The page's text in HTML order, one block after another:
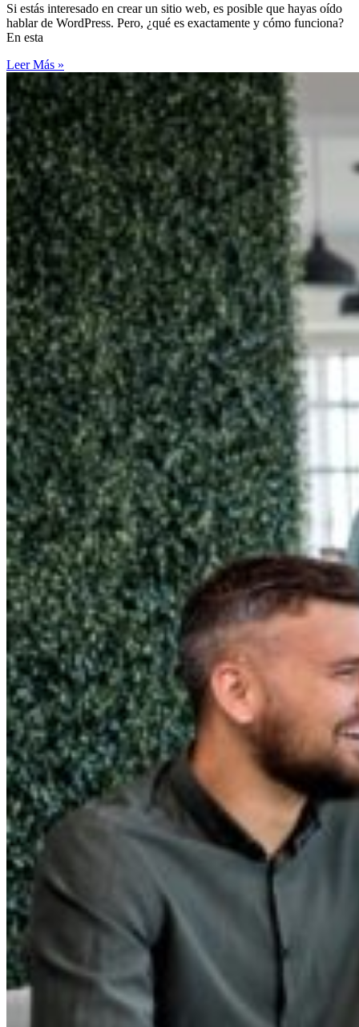
Si estás interesado en crear un sitio web, es posible que hayas oído
hablar de WordPress. Pero, ¿qué es exactamente y cómo funciona?
En esta
Leer Más »